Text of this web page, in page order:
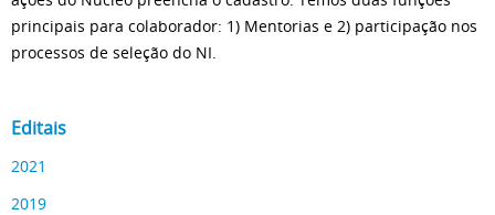
principais para colaborador: 1) Mentorias e 2) participação nos
processos de seleção do NI.
Editais
2021
2019